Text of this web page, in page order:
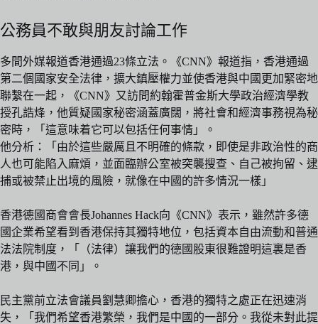
公務員不敢與朋友討論工作
多間外媒報道香港通過23條立法。《CNN》報道指，香港通過
第二個國家安全法律，擴大鎮壓權力並使香港與中國更加緊密地
聯繫在一起，《CNN》又訪問約翰霍普金斯大學政治經濟學教
授孔誥烽，他質疑國家秘密涵蓋廣闊，將社會和經濟事務視為秘
密時，「這意味着它可以包括任何事情」。
他分析：「由於這些嚴厲且不明確的條款，即使是非政治性的商
人也可能陷入麻煩，並面臨辦公室被突襲搜查、自己被拘留、逮
捕或被禁止出境的風險，就像在中國的許多情況一樣」
香港德國商會會長Johannes Hack向《CNN》表示，雖然許多德
國企業希望看到香港保持其獨特地位，包括資本自由流動和普通
法法院制度，「（法律）讓我們的德國股東很難證明這裏是香
港，與中國不同」。
民主黨前立法會議員劉慧卿擔心，香港的獨特之處正在迅速消
失，「我們希望香港繁榮，我們是中國的一部分。我從未對此提